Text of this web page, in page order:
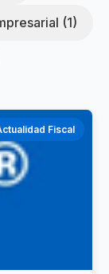
(1)
Fiscal